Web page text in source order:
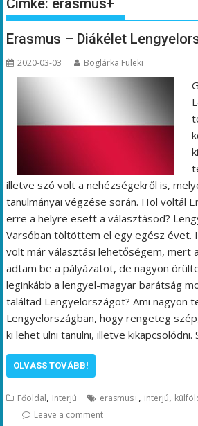
Címke: erasmus+
Erasmus – Diákélet
2020-03-03 Boglárka Füleki
illetve szó volt a nehézségekről is,
tanulmányai végzése során. Hol voltál
erre a helyre esett a választásod?
Varsóban töltöttem el egy egész évet.
volt már választási lehetőségem, mert
adtam be a pályázatot, de nagyon
leginkább a lengyel-magyar barátság
találtad Lengyelországot? Ami nagyon
Lengyelországban, hogy rengeteg
ki lehet ülni tanulni, illetve kikapcsolódni.
OLVASS TOVÁBB!
Főoldal, Interjú erasmus+, interjú,
Leave a comment